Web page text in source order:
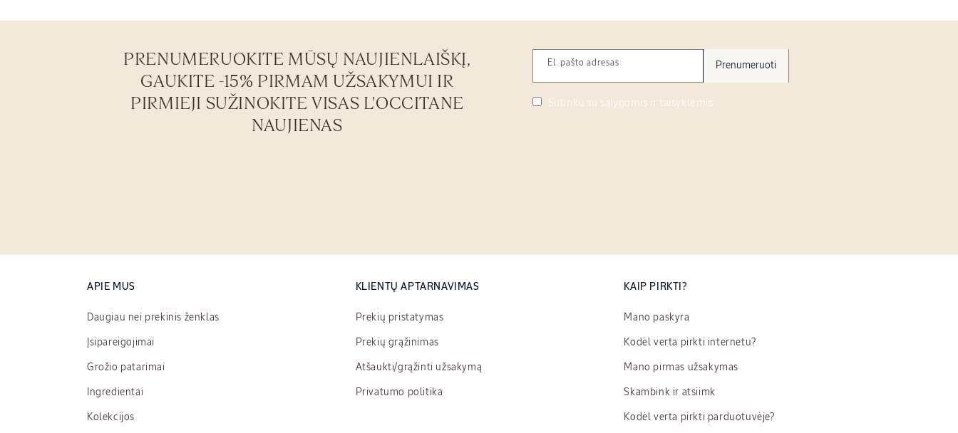
PRENUMERUOKITE MŪSŲ NAUJIENLAIŠKĮ,
GAUKITE -15% PIRMAM UŽSAKYMUI IR
PIRMIEJI SUŽINOKITE VISAS L'OCCITANE
NAUJIENAS
El. pašto adresas Prenumeruoti
Sutinku su sąlygomis ir taisyklėmis
APIE MUS
Daugiau nei prekinis ženklas
Įsipareigojimai
Grožio patarimai
Ingredientai
Kolekcijos
KLIENTŲ APTARNAVIMAS
Prekių pristatymas
Prekių grąžinimas
Atšaukti/grąžinti užsakymą
Privatumo politika
KAIP PIRKTI?
Mano paskyra
Kodėl verta pirkti internetu?
Mano pirmas užsakymas
Skambink ir atsiimk
Kodėl verta pirkti parduotuvėje?